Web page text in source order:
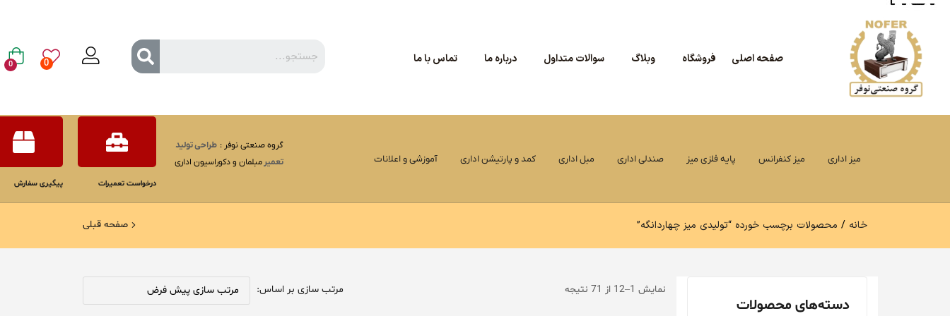
صفحه اصلی فروشگاه وبلاگ سوالات متداول درباره ما تماس با ما 0
0
میز اداری میز کنفرانس پایه فلزی میز صندلی اداری مبل اداری کمد و پارتیشن اداری آموزشی و اعلانات
گروه صنعتی نوفر : طراحیتولید
تعمیرمبلمان و دکوراسیون اداری
درخواست تعمیرات پیگیری سفارش
خانه محصولات برچسب خورده “تولیدی میز چهاردانگه” صفحه قبلی
دسته‌های محصولات
نمایش 1–12 از 71 نتیجه مرتب سازی بر اساس: